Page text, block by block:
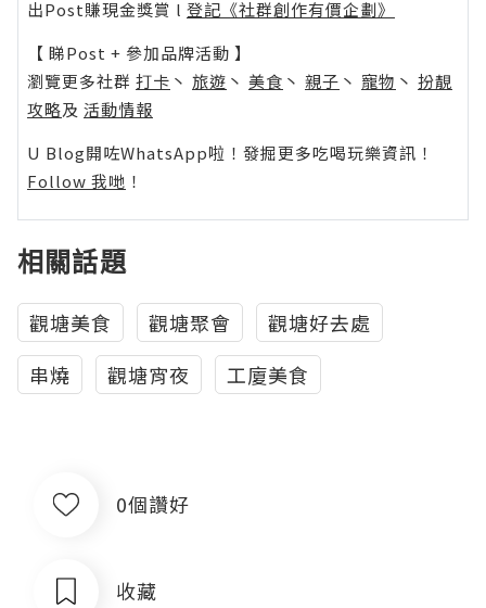
出Post賺現金獎賞 l 登記《社群創作有價企劃》
【 睇Post + 參加品牌活動 】
瀏覽更多社群 打卡 丶 旅遊 丶 美食 丶 親子 丶 寵物 丶 扮靚
攻略及 活動情報
U Blog開咗WhatsApp啦！發掘更多吃喝玩樂資訊！
Follow 我哋 ！
相關話題
觀塘美食 觀塘聚會
觀塘好去處
串燒
觀塘宵夜 工廈美食
0個讚好
收藏